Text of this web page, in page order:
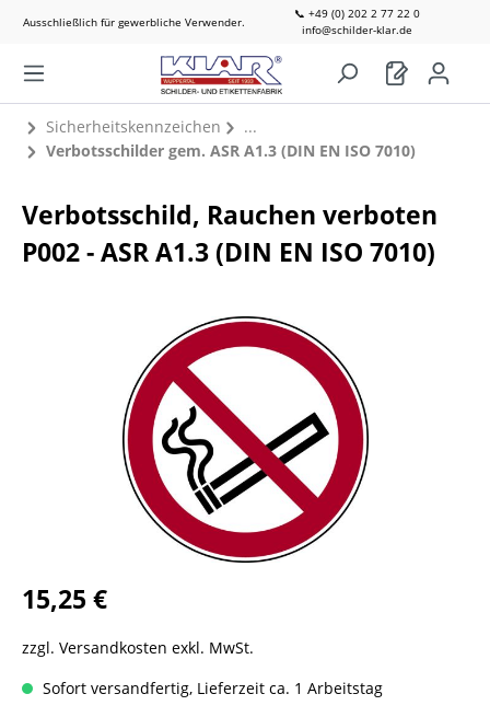
Ausschließlich für gewerbliche Verwender.
📞 +49 (0) 202 2 77 22 0
info@schilder-klar.de
Sicherheitskennzeichen
Verbotsschilder gem. ASR A1.3 (DIN EN ISO 7010)
Verbotsschild, Rauchen verboten
P002 - ASR A1.3 (DIN EN ISO 7010)
15,25 €
zzgl. Versandkosten exkl. MwSt.
Sofort versandfertig, Lieferzeit ca. 1 Arbeitstag